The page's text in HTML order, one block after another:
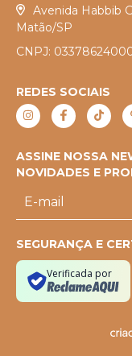
Avenida Habbib
Matão/SP
CNPJ:
REDES SOCIAIS
ASSINE NOSSA
NOVIDADES E
SEGURANÇA E
Verificada por